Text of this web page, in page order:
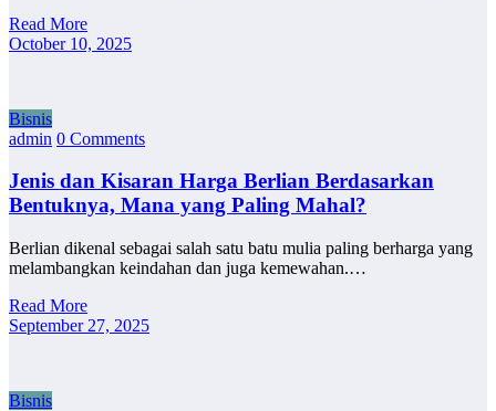
Read More
October 10, 2025
Bisnis
admin 0 Comments
Jenis dan Kisaran Harga Berlian Berdasarkan
Bentuknya, Mana yang Paling Mahal?
Berlian dikenal sebagai salah satu batu mulia paling berharga yang
melambangkan keindahan dan juga kemewahan.…
Read More
September 27, 2025
Bisnis